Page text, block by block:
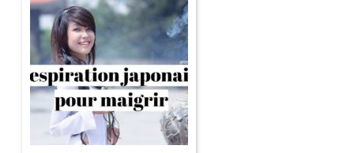
on line121
Avoir une bonne digestion
est essentielle pour notre
santé car cela évite d’avoir
des troubles intestinaux. En
effet, ces derniers peuvent
être accompagnés de très…